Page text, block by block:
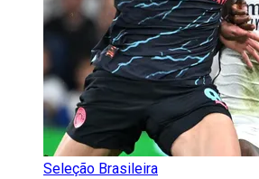
Seleção Brasileira